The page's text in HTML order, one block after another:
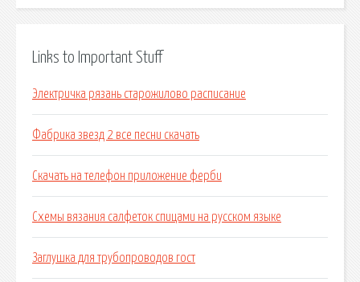
Links to Important Stuff
Электричка рязань старожилово расписание
Фабрика звезд 2 все песни скачать
Скачать на телефон приложение ферби
Схемы вязания салфеток спицами на русском языке
Заглушка для трубопроводов гост